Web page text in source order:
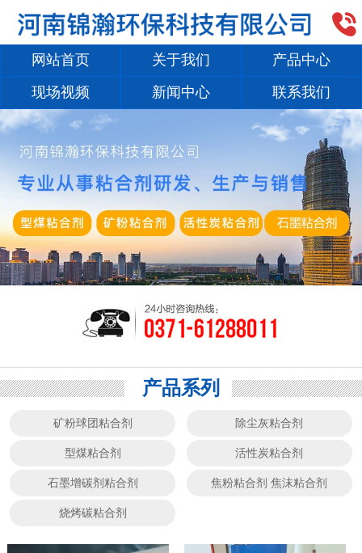

网站首页 关于我们
产品中心
现场视频
新闻中心 联系我们
1/2
产品系列
矿粉球团粘合剂 除尘灰粘合剂
型煤粘合剂 活性炭粘合剂
石墨增碳剂粘合剂 焦粉粘合剂 焦沫粘合剂
烧烤碳粘合剂